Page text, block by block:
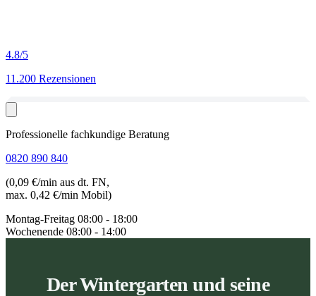
4.8/5
11.200 Rezensionen
Professionelle fachkundige Beratung
0820 890 840
(0,09 €/min aus dt. FN,
max. 0,42 €/min Mobil)
Montag-Freitag 08:00 - 18:00
Wochenende 08:00 - 14:00
Der Wintergarten und seine